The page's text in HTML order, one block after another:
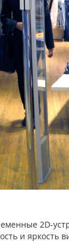
2D-
и яркость